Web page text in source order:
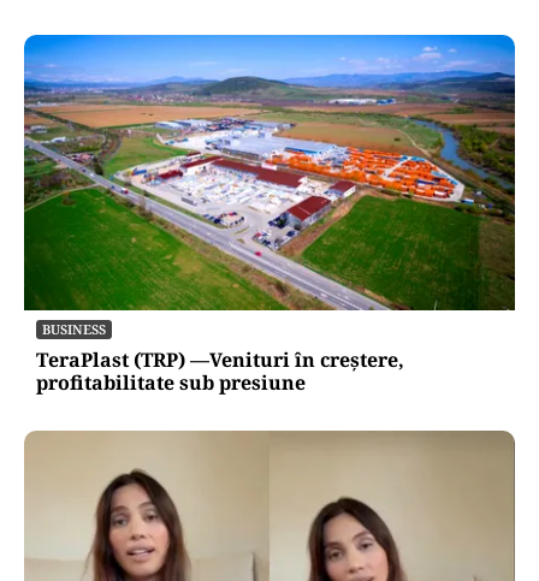
BUSINESS
TeraPlast (TRP) —Venituri în creștere,
profitabilitate sub presiune